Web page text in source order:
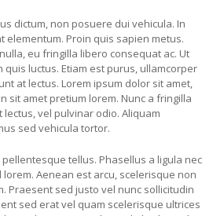
dictum, non posuere dui vehicula. In
elementum. Proin quis sapien metus.
eu fringilla libero consequat ac. Ut
luctus. Etiam est purus, ullamcorper
at lectus. Lorem ipsum dolor sit amet,
sit amet pretium lorem. Nunc a fringilla
vel pulvinar odio. Aliquam
sed vehicula tortor.
tellus. Phasellus a ligula nec
Aenean est arcu, scelerisque non
Praesent sed justo vel nunc sollicitudin
sed erat vel quam scelerisque ultrices